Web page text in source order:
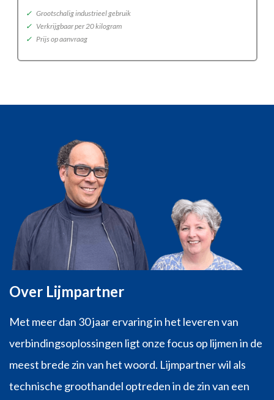
✓ Grootschalig industrieel gebruik
✓ Verkrijgbaar per 20 kilogram
✓ Prijs op aanvraag
Over Lijmpartner
Met meer dan 30 jaar ervaring in het leveren van
verbindingsoplossingen ligt onze focus op lijmen in de
meest brede zin van het woord. Lijmpartner wil als
technische groothandel optreden in de zin van een